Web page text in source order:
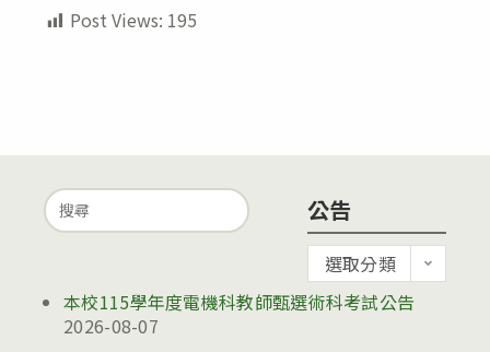
Post Views: 195
Search
for:
公告
告
選取分類
本校115學年度電機科教師甄選術科考試公告
2026-08-07